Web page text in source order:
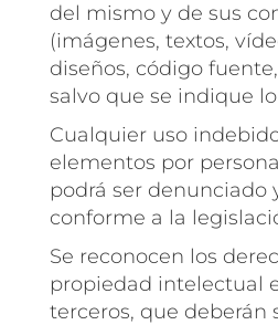
del mismo y de sus
(imágenes, textos,
diseños, código
salvo que se indique
Cualquier uso
elementos por
podrá ser denunciado
conforme a la
Se reconocen los
propiedad intelectual
terceros, que deberán